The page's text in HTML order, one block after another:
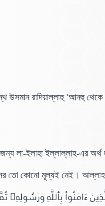
উসমান রাদিয়াল্লাহু 'আনহু থেকে
লা-ইলাহা ইল্লাল্লাহ-এর অর্থ
তো কোনো মূল্যই নেই।
ءَامَنُواْ بِٱللَّهِ